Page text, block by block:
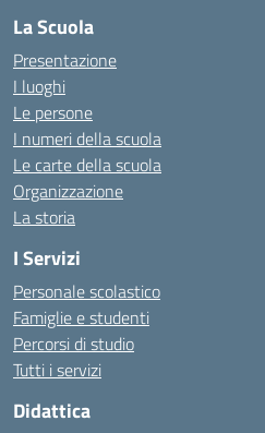
La Scuola
Presentazione
I luoghi
Le persone
I numeri della scuola
Le carte della scuola
Organizzazione
La storia
I Servizi
Personale scolastico
Famiglie e studenti
Percorsi di studio
Tutti i servizi
Didattica